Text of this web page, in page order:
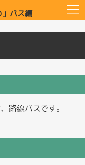
」バス編
路線バスです。